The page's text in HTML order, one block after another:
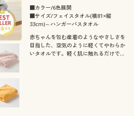
■カラー/6色展開
■サイズ/フェイスタオル(横81×縦
33cm)～ハンガーバスタオル
赤ちゃんを包む産着のようなやさしさを
目指した、空気のように軽くてやわらか
いタオルです。軽く肌に触れるだけです